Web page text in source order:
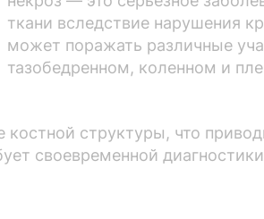
ткани вследствие нарушения
может поражать различные
тазобедренном, коленном и
костной структуры, что
своевременной